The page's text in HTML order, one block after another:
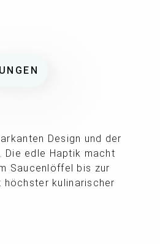
Design und der
Die edle Haptik macht
Saucenlöffel bis zur
kulinarischer